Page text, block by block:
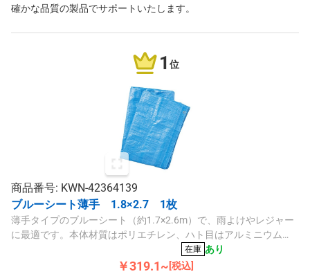
確かな品質の製品でサポートいたします。
1 位
商品番号: KWN-42364139
ブルーシート薄手 1.8×2.7 1枚
薄手タイプのブルーシート（約1.7×2.6m）で、雨よけやレジャー
に最適です。本体材質はポリエチレン、ハト目はアルミニウム
で、約0.09mmの厚さと10のハト目、ピッチは約90cmです。
在庫 あり
￥319.1~ [税込]